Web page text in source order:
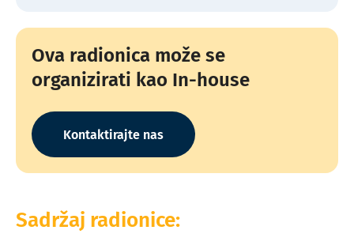
Ova radionica može se
organizirati kao In-house
Kontaktirajte nas
Sadržaj radionice: